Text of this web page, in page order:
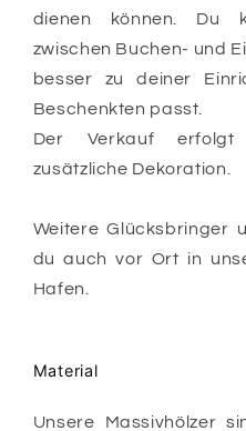
dienen können. Du
zwischen Buchen- und
besser zu deiner
Beschenkten passt.
Der Verkauf
zusätzliche Dekoration.
Weitere Glücksbringer
du auch vor Ort in
Hafen.
Material
Unsere Massivhölzer